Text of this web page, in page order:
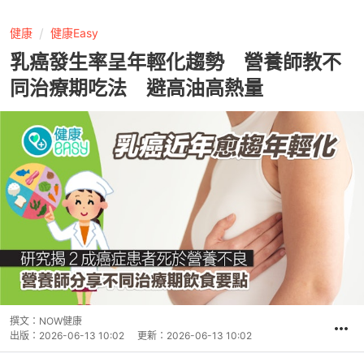
健康 健康Easy
乳癌發生率呈年輕化趨勢 營養師教不
同治療期吃法 避高油高熱量
撰文： NOW健康
出版： 2026-06-13 10:02 更新： 2026-06-13 10:02